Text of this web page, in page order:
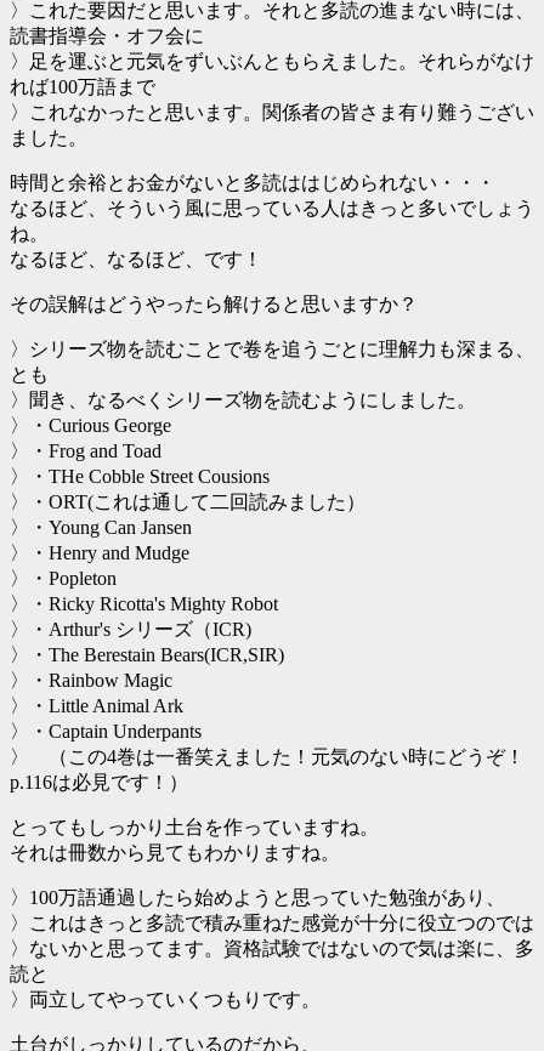
〉これた要因だと思います。それと多読の進まない時には、
読書指導会・オフ会に
〉足を運ぶと元気をずいぶんともらえました。それらがなけ
れば100万語まで
〉これなかったと思います。関係者の皆さま有り難うござい
ました。
時間と余裕とお金がないと多読ははじめられない・・・
なるほど、そういう風に思っている人はきっと多いでしょう
ね。
なるほど、なるほど、です！
その誤解はどうやったら解けると思いますか？
〉シリーズ物を読むことで卷を追うごとに理解力も深まる、
とも
〉聞き、なるべくシリーズ物を読むようにしました。
〉・Curious George
〉・Frog and Toad
〉・THe Cobble Street Cousions
〉・ORT(これは通して二回読みました）
〉・Young Can Jansen
〉・Henry and Mudge
〉・Popleton
〉・Ricky Ricotta's Mighty Robot
〉・Arthur's シリーズ（ICR)
〉・The Berestain Bears(ICR,SIR)
〉・Rainbow Magic
〉・Little Animal Ark
〉・Captain Underpants
〉 （この4巻は一番笑えました！元気のない時にどうぞ！
p.116は必見です！）
とってもしっかり土台を作っていますね。
それは冊数から見てもわかりますね。
〉100万語通過したら始めようと思っていた勉強があり、
〉これはきっと多読で積み重ねた感覚が十分に役立つのでは
〉ないかと思ってます。資格試験ではないので気は楽に、多
読と
〉両立してやっていくつもりです。
土台がしっかりしているのだから、